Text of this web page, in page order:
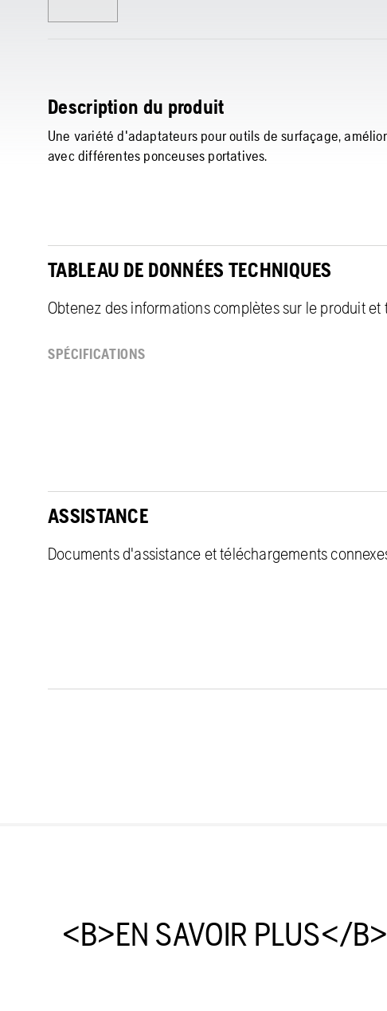
Description du produit
Une variété d'adaptateurs pour outils de surfaçage,
avec différentes ponceuses portatives.
TABLEAU DE DONNÉES TECHNIQUES
Obtenez des informations complètes sur le produit
SPÉCIFICATIONS
ASSISTANCE
Documents d'assistance et téléchargements
<B>EN SAVOIR PLUS</B>